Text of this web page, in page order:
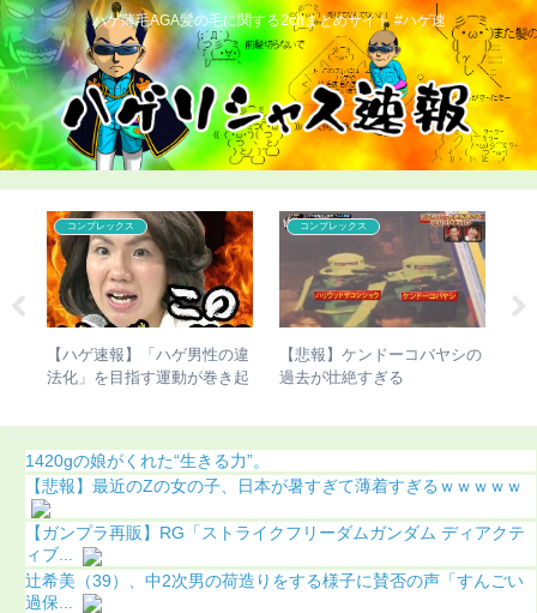
ハゲ薄毛AGA髪の毛に関する2chまとめサイト #ハゲ速
コンプレックス
【ハゲ速報】「ハゲ男性の違
法化」を目指す運動が巻き起
コンプレックス
【悲報】ケンドーコバヤシの
過去が壮絶すぎる
1420gの娘がくれた“生きる力”。
【悲報】最近のZの女の子、日本が暑すぎて薄着すぎるｗｗｗｗｗ
【ガンプラ再販】RG「ストライクフリーダムガンダム ディアクテ
ィブ...
辻希美（39）、中2次男の荷造りをする様子に賛否の声「すんごい
過保...